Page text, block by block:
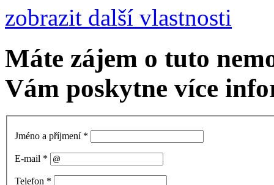
zobrazit další vlastnosti
Máte zájem o tuto
Vám poskytne více
Jméno a příjmení *
E-mail *
Telefon *